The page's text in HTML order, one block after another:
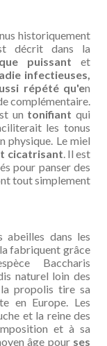
historiquement
décrit dans la
puissant et
infectieuses,
répété qu'en
complémentaire.
un tonifiant qui
les tonus
physique. Le miel
cicatrisant. Il est
pour panser des
tout simplement
dans les
fabriquent grâce
Baccharis
naturel loin des
propolis tire sa
en Europe. Les
et la reine des
et à sa
âge pour ses